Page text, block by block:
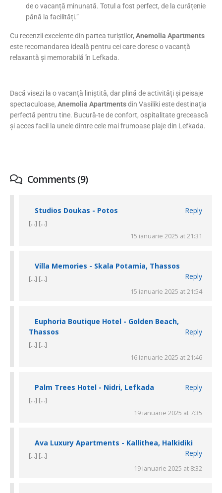
de o vacanță minunată. Totul a fost perfect, de la curățenie
până la facilități.”
Cu recenzii excelente din partea turiștilor, Anemolia Apartments
este recomandarea ideală pentru cei care doresc o vacanță
relaxantă și memorabilă în Lefkada.
Dacă visezi la o vacanță liniștită, dar plină de activități și peisaje
spectaculoase, Anemolia Apartmentsdin Vasiliki este destinația
perfectă pentru tine. Bucură-te de confort, ospitalitate grecească
și acces facil la unele dintre cele mai frumoase plaje din Lefkada.
Comments (9)
Studios Doukas - Potos Reply
[…] […]
15 ianuarie 2025 at 21:31
Villa Memories - Skala Potamia, Thassos
Reply
[…] […]
15 ianuarie 2025 at 21:54
Euphoria Boutique Hotel - Golden Beach,
Thassos
Reply
[…] […]
16 ianuarie 2025 at 21:46
Palm Trees Hotel - Nidri, Lefkada Reply
[…] […]
19 ianuarie 2025 at 7:35
Ava Luxury Apartments - Kallithea, Halkidiki
Reply
[…] […]
19 ianuarie 2025 at 8:32